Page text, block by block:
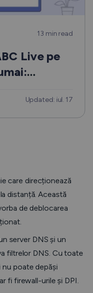
13 min read
Live pe
Updated: iul. 17
care direcționează
distanță. Această
de deblocarea
server DNS și un
filtrelor DNS. Cu toate
nu poate depăși
fi firewall-urile și DPI.